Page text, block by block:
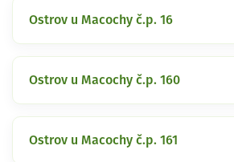
Ostrov u Macochy č.p. 16
Ostrov u Macochy č.p. 160
Ostrov u Macochy č.p. 161